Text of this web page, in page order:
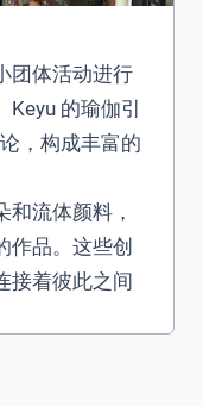
团体活动进行
的瑜伽引
，构成丰富的
流体颜料，
作品。这些创
接着彼此之间